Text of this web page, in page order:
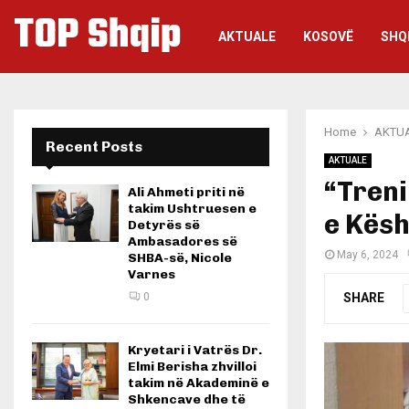
TOP Shqip AKTUALE KOSOVË
Home
AKTUALE
e
May 6, 2024
SHARE
Recent Posts
Ali Ahmeti priti në
takim Ushtruesen e
Detyrës së
Ambasadores së
SHBA-së, Nicole
Varnes
0
Kryetari i Vatrës Dr.
Elmi Berisha zhvilloi
takim në Akademinë e
Shkencave dhe të